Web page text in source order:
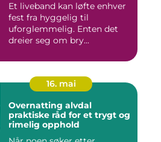
Et liveband kan løfte enhver
fest fra hyggelig til
uforglemmelig. Enten det
dreier seg om bry...
16. mai
Overnatting alvdal
praktiske råd for et trygt og
rimelig opphold